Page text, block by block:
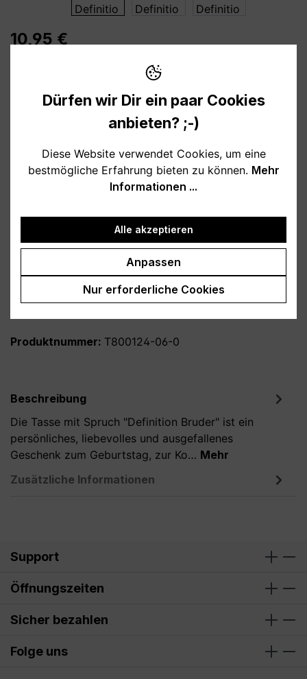
10,95 €
Verfügbar, Lieferzeit: 1-3 Tage
weiß
schwarz hellblau
rosa
burgund
türkis grau
petrol
auswählen
ohne Personalisierung
Produkt Anzahl: Gib den gewünschten
In den Warenkorb
Produktnummer: T800124-06-0
Beschreibung
Die Tasse mit Spruch "Definition Bruder" ist ein
persönliches, liebevolles und ausgefallenes
Geschenk zum Geburtstag, zur Ko… Mehr
Zusätzliche Informationen
Support
Öffnungszeiten
Sicher bezahlen
Folge uns
Dürfen wir Dir ein paar Cookies
anbieten? ;-)
Diese Website verwendet Cookies, um eine
bestmögliche Erfahrung bieten zu können. Mehr
Informationen ...
Alle akzeptieren
Anpassen
Nur erforderliche Cookies